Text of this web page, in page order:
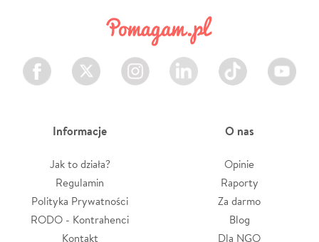
Facebook Twitter Instagram LinkedIn TikTok Youtube
Informacje
Jak to działa?
Regulamin
Polityka Prywatności
RODO - Kontrahenci
Kontakt
O nas
Opinie
Raporty
Za darmo
Blog
Dla NGO